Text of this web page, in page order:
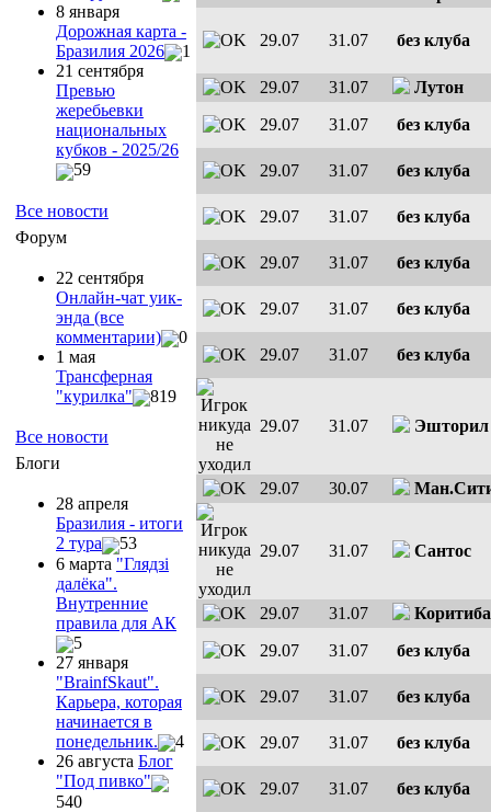
8 января
Дорожная карта -
Бразилия 2026
1
21 сентября
Превью
жеребьевки
национальных
кубков - 2025/26
59
Все новости
Форум
22 сентября
Онлайн-чат уик-
энда (все
комментарии)
0
1 мая
Трансферная
"курилка"
819
Все новости
Блоги
28 апреля
Бразилия - итоги
2 тура
53
6 марта "Глядзi
далёка".
Внутренние
правила для АК
5
27 января
"ВrainfSkaut".
Карьера, которая
начинается в
понедельник.
4
26 августа Блог
"Под пивко"
540
29.07 31.07 без клуба
29.07 31.07
Лутон
29.07
31.07 без клуба
29.07 31.07 без клуба
29.07 31.07 без клуба
29.07 31.07 без клуба
29.07 31.07 без клуба
29.07 31.07 без клуба
29.07 31.07 Эшторил
29.07 30.07
29.07 31.07 Сантос
29.07 31.07
Коритиба
29.07
31.07 без клуба
29.07 31.07 без клуба
29.07 31.07 без клуба
29.07 31.07 без клуба